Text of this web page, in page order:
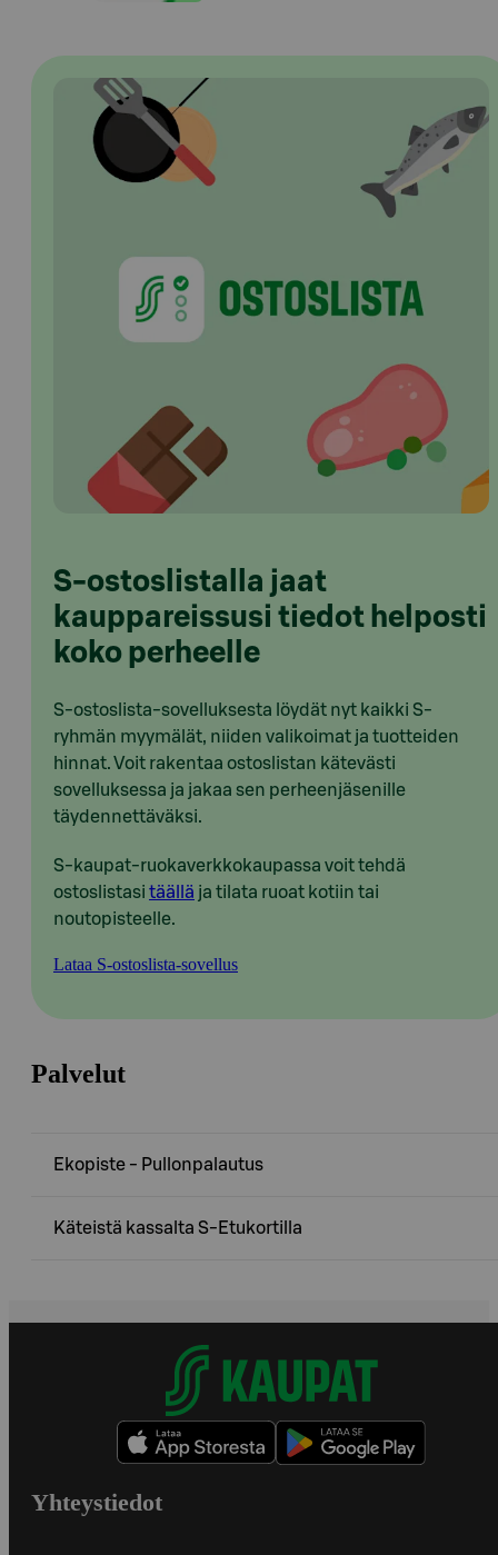
S-ostoslistalla jaat
kauppareissusi tiedot helposti
koko perheelle
S-ostoslista-sovelluksesta löydät nyt kaikki S-
ryhmän myymälät, niiden valikoimat ja tuotteiden
hinnat. Voit rakentaa ostoslistan kätevästi
sovelluksessa ja jakaa sen perheenjäsenille
täydennettäväksi.
S-kaupat-ruokaverkkokaupassa voit tehdä
ostoslistasi täällä ja tilata ruoat kotiin tai
noutopisteelle.
Lataa S-ostoslista-sovellus
Palvelut
Ekopiste - Pullonpalautus
Käteistä kassalta S-Etukortilla
Yhteystiedot